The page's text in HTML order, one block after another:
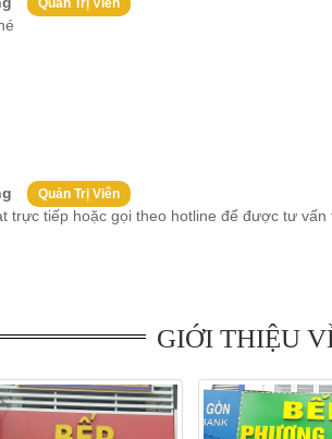
của phòng xông hơi ướt HT-20
Bản vẽ kĩ thuật
Quản Trị Viên
Quản Trị Viên
trực tiếp hoặc gọi theo hotline để được tư vấn